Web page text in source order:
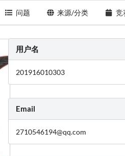
问题 来源/分类 竞
用户名
201916010303
Email
2710546194@qq.com